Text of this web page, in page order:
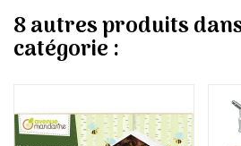
8 autres produits
catégorie :